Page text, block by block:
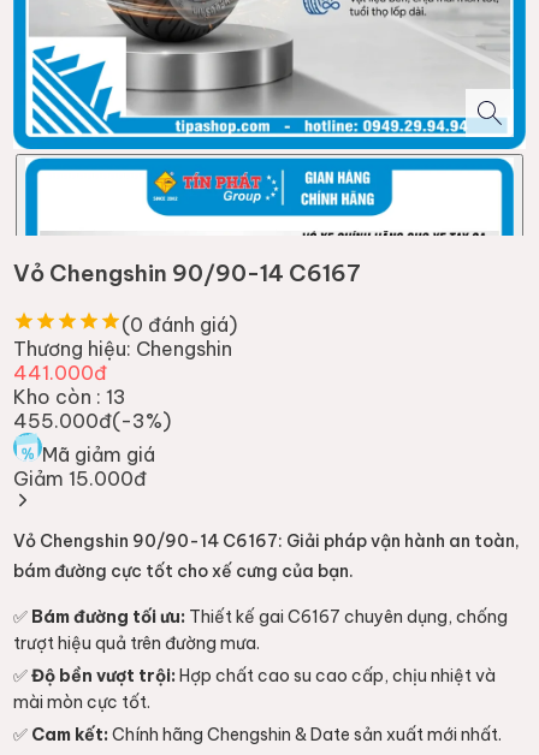
Vỏ Chengshin 90/90-14 C6167
(0 đánh giá)
Thương hiệu: Chengshin
441.000đ
Kho còn : 13
455.000đ(-3%)
Mã giảm giá
Giảm 15.000đ
Vỏ Chengshin 90/90-14 C6167: Giải pháp vận hành an toàn,
bám đường cực tốt cho xế cưng của bạn.
✅ Bám đường tối ưu: Thiết kế gai C6167 chuyên dụng, chống
trượt hiệu quả trên đường mưa.
✅Độ bền vượt trội: Hợp chất cao su cao cấp, chịu nhiệt và
mài mòn cực tốt.
✅ Cam kết: Chính hãng Chengshin & Date sản xuất mới nhất.